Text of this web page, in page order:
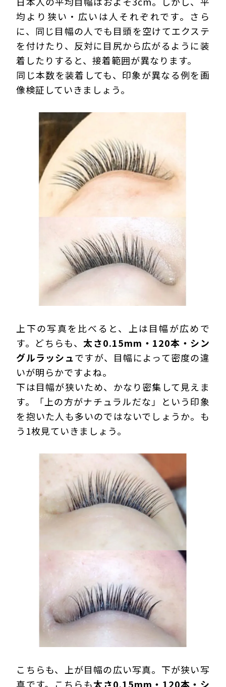
均より狭い・広いは人それぞれです。さら
に、同じ目幅の人でも目頭を空けてエクステ
を付けたり、反対に目尻から広がるように装
着したりすると、接着範囲が異なります。
同じ本数を装着しても、印象が異なる例を画
像検証していきましょう。
上下の写真を比べると、上は目幅が広めで
す。どちらも、 太さ0.15mm・120本・シン
グルラッシュですが、目幅によって密度の違
いが明らかですよね。
下は目幅が狭いため、かなり密集して見えま
す。「上の方がナチュラルだな」という印象
を抱いた人も多いのではないでしょうか。も
う1枚見ていきましょう。
こちらも、上が目幅の広い写真。下が狭い写
真です。こちらも太さ0.15mm・120本・シ